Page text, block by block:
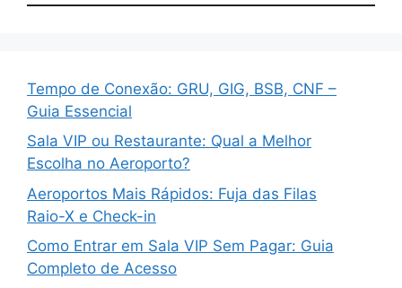
Tempo de Conexão: GRU, GIG, BSB, CNF –
Guia Essencial
Sala VIP ou Restaurante: Qual a Melhor
Escolha no Aeroporto?
Aeroportos Mais Rápidos: Fuja das Filas
Raio-X e Check-in
Como Entrar em Sala VIP Sem Pagar: Guia
Completo de Acesso